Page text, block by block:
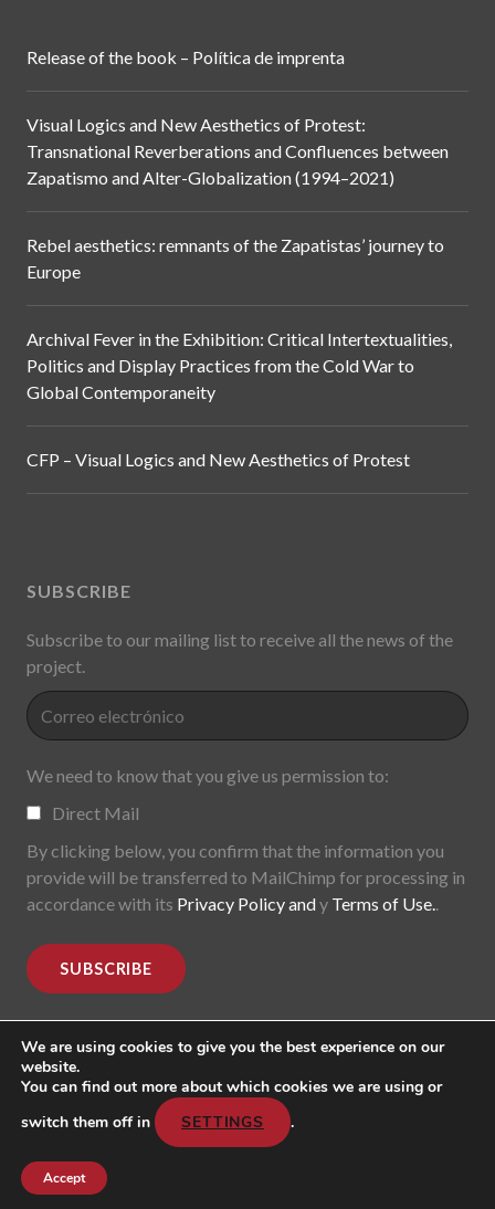
Release of the book – Política de imprenta
Visual Logics and New Aesthetics of Protest:
Transnational Reverberations and Confluences between
Zapatismo and Alter-Globalization (1994–2021)
Rebel aesthetics: remnants of the Zapatistas’ journey to
Europe
Archival Fever in the Exhibition: Critical Intertextualities,
Politics and Display Practices from the Cold War to
Global Contemporaneity
CFP – Visual Logics and New Aesthetics of Protest
SUBSCRIBE
Subscribe to our mailing list to receive all the news of the
project.
We need to know that you give us permission to:
Direct Mail
By clicking below, you confirm that the information you
provide will be transferred to MailChimp for processing in
accordance with its Privacy Policy andy Terms of Use.
MoDe(s). Modernidade(s) Descentralizada(s). 2015-2017.
All rights reserved
Header image: "Mark Lombardi, George W. Bush, Harken
Energy, Jackson Stephens. 5th version; 1999".
We are using cookies to give you the best experience on our
website.
You can find out more about which cookies we are using or
switch them off in
SETTINGS .
Accept